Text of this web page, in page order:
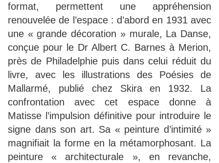
format, permettent une appréhension
renouvelée de l’espace : d’abord en 1931 avec
une « grande décoration » murale, La Danse,
conçue pour le Dr Albert C. Barnes à Merion,
près de Philadelphie puis dans celui réduit du
livre, avec les illustrations des Poésies de
Mallarmé, publié chez Skira en 1932. La
confrontation avec cet espace donne à
Matisse l’impulsion définitive pour introduire le
signe dans son art. Sa « peinture d’intimité »
magnifiait la forme en la métamorphosant. La
peinture « architecturale », en revanche,